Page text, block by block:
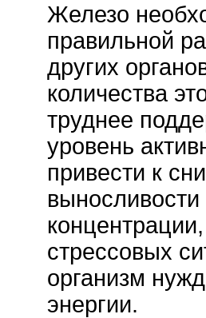
Железо
правильной
других
количества
труднее
уровень
привести к
стрессовых
организм
энергии.